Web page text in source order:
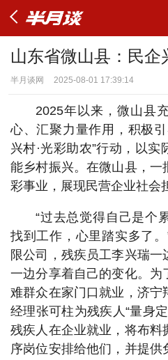
山东省微山县：民企
半月谈网 2025-08-01 17:39:14
2025年以来，微山县
心、汇聚力量作用，积极
兴村·光彩助农”行动，以
能乡村振兴。在微山县，
彩事业，展现民营企业社会
“过去总觉得自己是个
找到工作，心里踏实多了
限公司，残疾员工李兴瑞一
一边分享着自己的变化。为
难群众在家门口就业，济宁
经理张可柱为残疾人“量身
残疾人在企业就业，将布料
序岗位安排给他们，并提